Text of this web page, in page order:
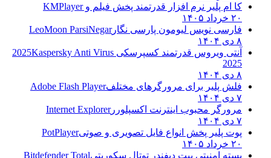
کا ام پلیر نرم افزار قدرتمند پخش فیلم وKMPlayer
۲۰ خرداد ۱۴۰۵
فارسی نویس لیومون پارسی نگارLeoMoon ParsiNegar
۸ دی ۱۴۰۴
آنتی ویروس قدرتمند کسپرسکی 2025 Kaspersky Anti Virus
2025
۸ دی ۱۴۰۴
فلش پلیر برای مرورگرهای مختلفAdobe Flash Player
۷ دی ۱۴۰۴
مرورگر محبوب اینترنت اکسپلوررInternet Explorer
۷ دی ۱۴۰۴
پوت پلیر پخش انواع فایل تصویری و صوتیPotPlayer
۲۰ خرداد ۱۴۰۵
بسته امنیتی بیت دیفندر توتال سکوریتیBitdefender Total